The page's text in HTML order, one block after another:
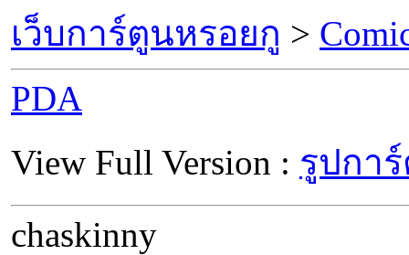
เว็บการ์ตูนหรอยกู >
PDA
View Full Version : รูปกา
chaskinny